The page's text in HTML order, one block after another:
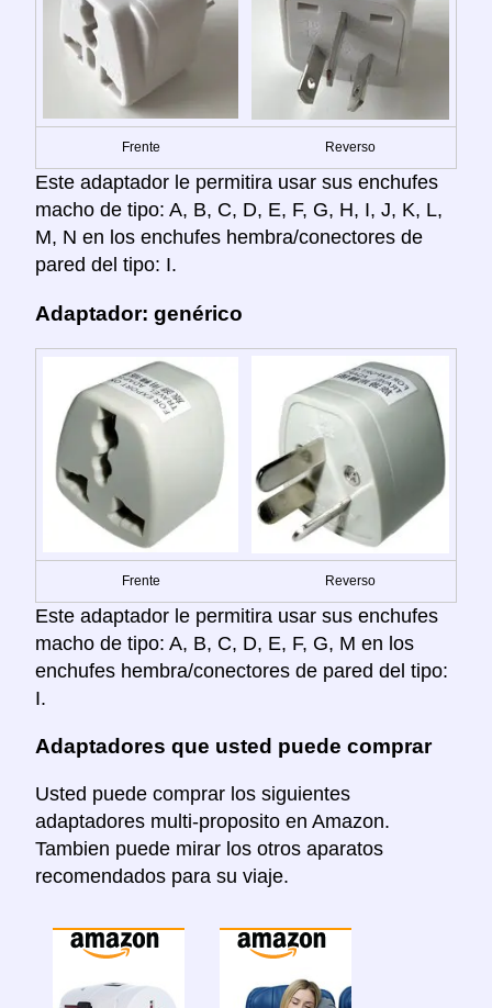
Frente Reverso
Este adaptador le permitira usar sus enchufes
macho de tipo: A, B, C, D, E, F, G, H, I, J, K, L,
M, N en los enchufes hembra/conectores de
pared del tipo: I.
Adaptador: genérico
Frente Reverso
Este adaptador le permitira usar sus enchufes
macho de tipo: A, B, C, D, E, F, G, M en los
enchufes hembra/conectores de pared del tipo:
I.
Adaptadores que usted puede comprar
Usted puede comprar los siguientes
adaptadores multi-proposito en Amazon.
Tambien puede mirar los otros aparatos
recomendados para su viaje.